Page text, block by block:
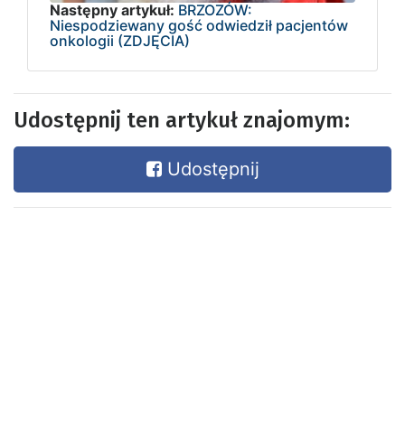
Następny artykuł: BRZOZÓW:
Niespodziewany gość odwiedził pacjentów
onkologii (ZDJĘCIA)
Udostępnij ten artykuł znajomym:
Udostępnij